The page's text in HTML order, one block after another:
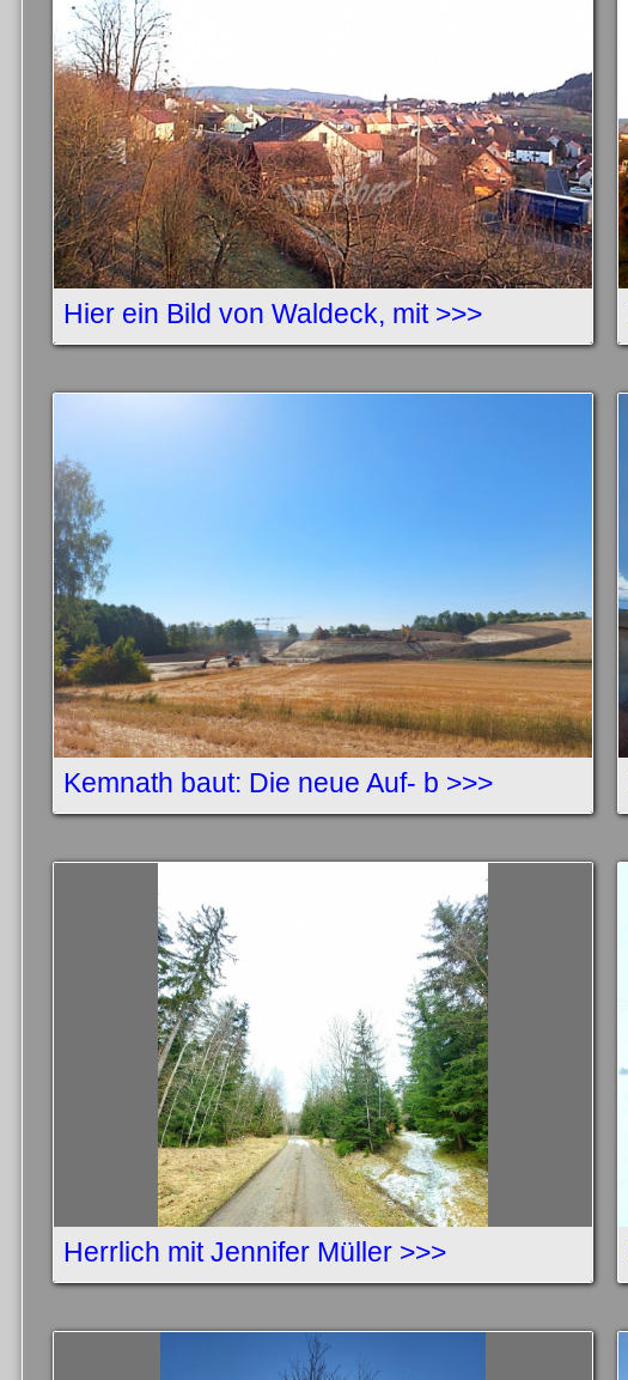
Hier ein Bild von Waldeck, mit >>>
Kemnath baut: Die neue Auf- b >>>
Herrlich mit Jennifer Müller >>>